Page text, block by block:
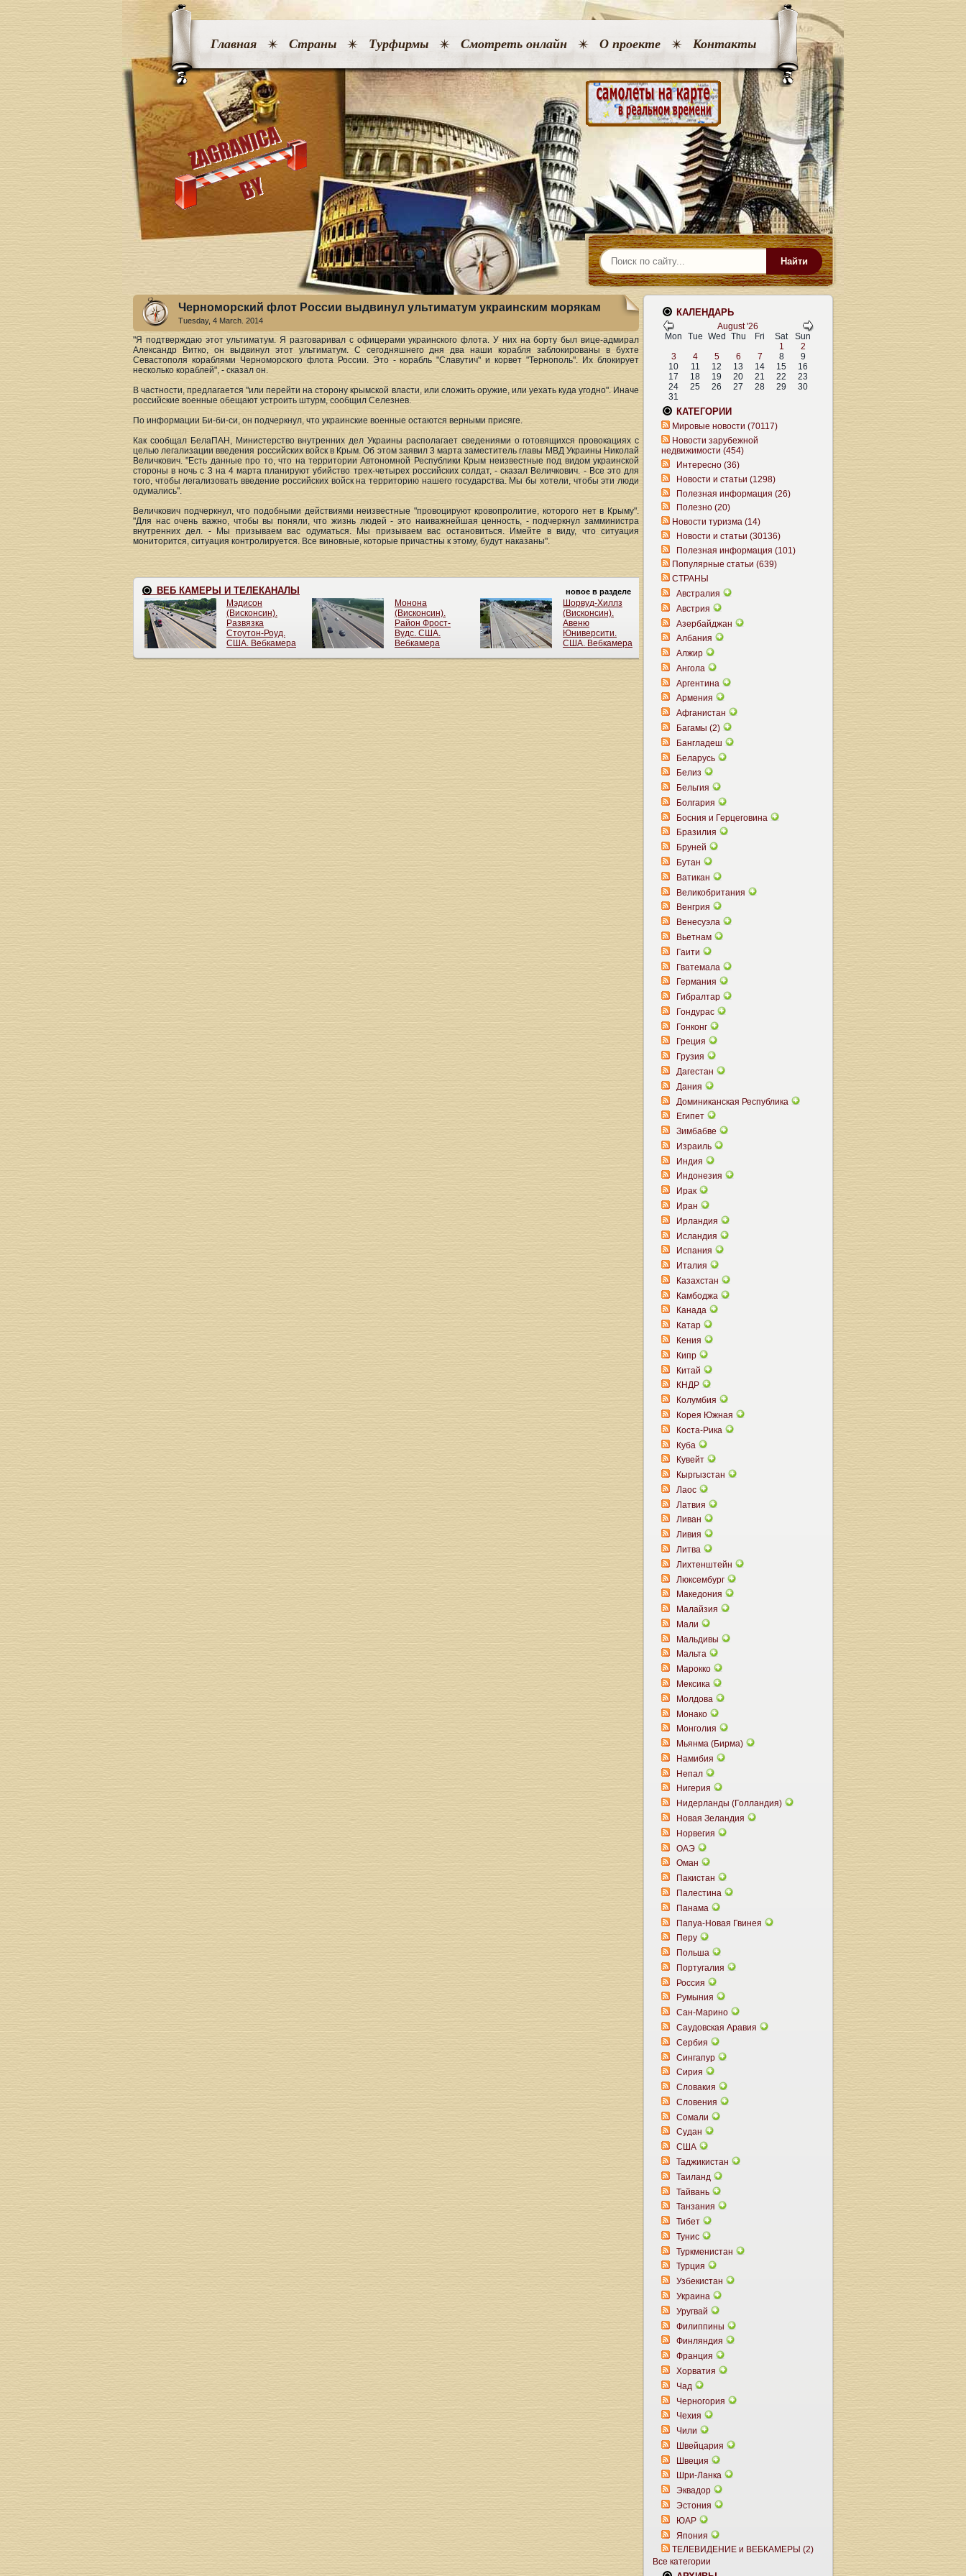
Главная Страны Турфирмы Смотреть онлайн О проекте Контакты
Найти
Черноморский флот России выдвинул ультиматум украинским морякам
Tuesday, 4 March. 2014
"Я подтверждаю этот ультиматум. Я разговаривал с офицерами украинского флота. У них на борту был вице-адмирал
Александр Витко, он выдвинул этот ультиматум. С сегодняшнего дня два наши корабля заблокированы в бухте
Севастополя кораблями Черноморского флота России. Это - корабль "Славутич" и корвет "Тернополь". Их блокирует
несколько кораблей", - сказал он.
В частности, предлагается "или перейти на сторону крымской власти, или сложить оружие, или уехать куда угодно". Иначе
российские военные обещают устроить штурм, сообщил Селезнев.
По информации Би-би-си, он подчеркнул, что украинские военные остаются верными присяге.
Как сообщал БелаПАН, Министерство внутренних дел Украины располагает сведениями о готовящихся провокациях с
целью легализации введения российских войск в Крым. Об этом заявил 3 марта заместитель главы МВД Украины Николай
Величкович. "Есть данные про то, что на территории Автономной Республики Крым неизвестные под видом украинской
стороны в ночь с 3 на 4 марта планируют убийство трех-четырех российских солдат, - сказал Величкович. - Все это для
того, чтобы легализовать введение российских войск на территорию нашего государства. Мы бы хотели, чтобы эти люди
одумались".
Величкович подчеркнул, что подобными действиями неизвестные "провоцируют кровопролитие, которого нет в Крыму".
"Для нас очень важно, чтобы вы поняли, что жизнь людей - это наиважнейшая ценность, - подчеркнул замминистра
внутренних дел. - Мы призываем вас одуматься. Мы призываем вас остановиться. Имейте в виду, что ситуация
мониторится, ситуация контролируется. Все виновные, которые причастны к этому, будут наказаны".
КАЛЕНДАРЬ
August '26
Mon
Tue Wed Thu Fri Sat
Sun
1
2
3
4 5 6 7 8
9
10
11 12 13 14 15
16
17
18 19 20 21 22
23
24
25 26 27 28 29
30
31
КАТЕГОРИИ
Мировые новости (70117)
Новости зарубежной
недвижимости (454)
Интересно (36)
Новости и статьи (1298)
Полезная информация (26)
Полезно (20)
Новости туризма (14)
Новости и статьи (30136)
Полезная информация (101)
Популярные статьи (639)
СТРАНЫ
Австралия
Австрия
Азербайджан
Албания
Алжир
Ангола
Аргентина
Армения
Афганистан
Багамы (2)
Бангладеш
Беларусь
Белиз
Бельгия
Болгария
Босния и Герцеговина
Бразилия
Бруней
Бутан
Ватикан
Великобритания
Венгрия
Венесуэла
Вьетнам
Гаити
Гватемала
Германия
Гибралтар
Гондурас
Гонконг
Греция
Грузия
Дагестан
Дания
Доминиканская Республика
Египет
Зимбабве
Израиль
Индия
Индонезия
Ирак
Иран
Ирландия
Исландия
Испания
Италия
Казахстан
Камбоджа
Канада
Катар
Кения
Кипр
Китай
КНДР
Колумбия
Корея Южная
Коста-Рика
Куба
Кувейт
Кыргызстан
Лаос
Латвия
Ливан
Ливия
Литва
Лихтенштейн
Люксембург
Македония
Малайзия
Мали
Мальдивы
Мальта
Марокко
Мексика
Молдова
Монако
Монголия
Мьянма (Бирма)
Намибия
Непал
Нигерия
Нидерланды (Голландия)
Новая Зеландия
Норвегия
ОАЭ
Оман
Пакистан
Палестина
Панама
Папуа-Новая Гвинея
Перу
Польша
Португалия
Россия
Румыния
Сан-Марино
Саудовская Аравия
Сербия
Сингапур
Сирия
Словакия
Словения
Сомали
Судан
США
Таджикистан
Таиланд
Тайвань
Танзания
Тибет
Тунис
Туркменистан
Турция
Узбекистан
Украина
Уругвай
Филиппины
Финляндия
Франция
Хорватия
Чад
Черногория
Чехия
Чили
Швейцария
Швеция
Шри-Ланка
Эквадор
Эстония
ЮАР
Япония
ТЕЛЕВИДЕНИЕ и ВЕБКАМЕРЫ (2)
Все категории